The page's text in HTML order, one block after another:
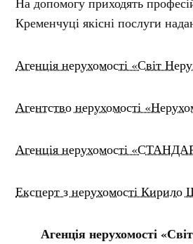
Кременчуці якісні послуги
Агенція нерухомості «Світ
Агентство нерухомості
Агенція нерухомості
Експерт з нерухомості Кирило
Агенція нерухомості